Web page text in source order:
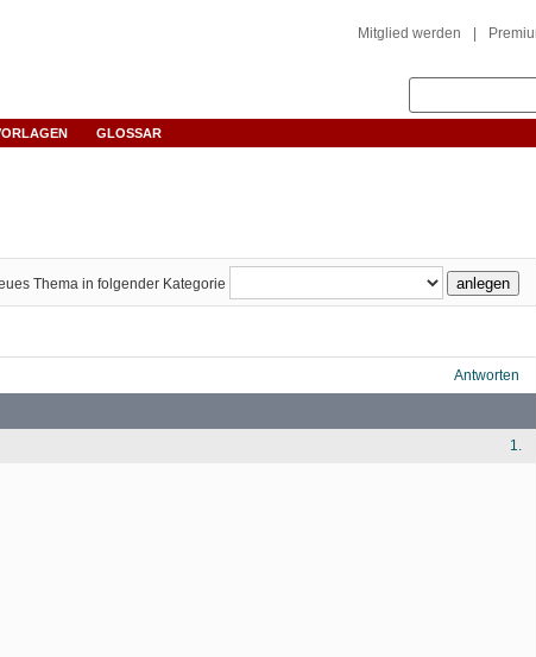
Mitglied werden
GLOSSAR
Thema in folgender Kategorie
Antworten
1.